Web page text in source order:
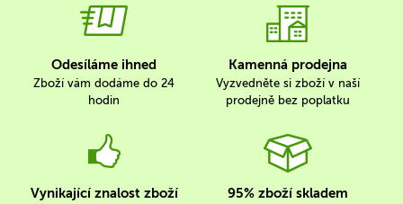
Odesíláme ihned
Zboží vám dodáme do 24
hodin
Kamenná prodejna
Vyzvedněte si zboží v naší
prodejně bez poplatku
Vynikající znalost zboží 95% zboží skladem